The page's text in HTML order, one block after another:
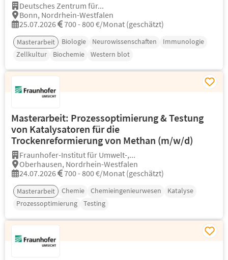
Deutsches Zentrum für...
Bonn, Nordrhein-Westfalen
25.07.2026
700 - 800 €/Monat (geschätzt)
Masterarbeit Biologie Neurowissenschaften
Immunologie
Zellkultur
Biochemie Western blot
Masterarbeit: Prozessoptimierung & Testung
von Katalysatoren für die
Trockenreformierung von Methan (m/w/d)
Fraunhofer-Institut für Umwelt-,...
Oberhausen, Nordrhein-Westfalen
24.07.2026
700 - 800 €/Monat (geschätzt)
Masterarbeit Chemie Chemieingenieurwesen
Katalyse
Prozessoptimierung
Testing